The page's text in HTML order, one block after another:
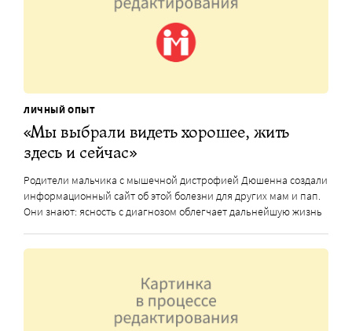
ЛИЧНЫЙ ОПЫТ
«Мы выбрали видеть хорошее, жить
здесь и сейчас»
Родители мальчика с мышечной дистрофией Дюшенна создали
информационный сайт об этой болезни для других мам и пап.
Они знают: ясность с диагнозом облегчает дальнейшую жизнь